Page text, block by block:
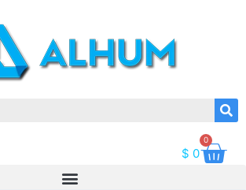
$ 0
0